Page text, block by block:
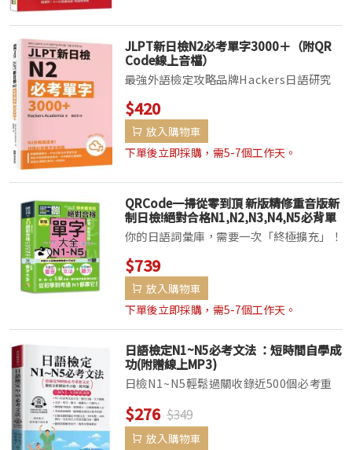
JLPT新日檢N2必考單字3000＋（附QR
Code線上音檔）
最強外語檢定攻略品牌Hackers日語研究
團隊精選N2必考3000個以上的單字讓你背
得快速有效率，順利高分通過N2考試【本
書特色】特色一、精選必考3000個以上的
單字，40天攻略N2語彙本書由韓國最強...
$420
放入購物車
下單後立即採購，需5-7個工作天。
QRCode一掃從零到頂 新版精修重音版新
制日檢!絕對合格N1,N2,N3,N4,N5必背單
字大全 (25K+QRCode線上音檔)
你的日語詞彙庫，需要一次「終極擴充」！
如果書架只能留一本日語書，你會選哪本？
就是它了——你的「日語單字全域地
圖」，正式解鎖！《日檢全制霸：重音版
N1-N5單字大全》──一本從零...
$739
放入購物車
下單後立即採購，需5-7個工作天。
日語檢定N1~N5必考文法 ：短時間自學成
功(附贈線上MP3)
日檢N1~N5輕鬆過關收錄近500個必考重
分合格！◆N1-N5快速自學成功！搞定文
法=搞定日檢！N1~N5文法最強攻略本！迷
$276 $349
放入購物車